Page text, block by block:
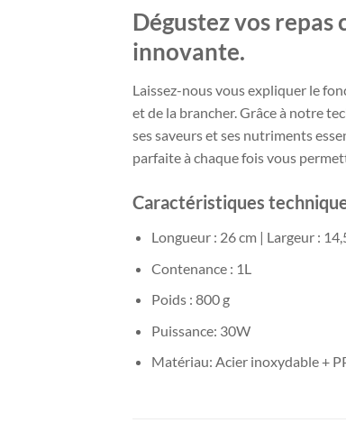
Dégustez vos repas
innovante.
Laissez-nous vous expliquer le
et de la brancher. Grâce à notre
ses saveurs et ses nutriments
parfaite à chaque fois vous
Caractéristiques
Longueur : 26 cm | Largeur :
Contenance : 1L
Poids : 800 g
Puissance: 30W
Matériau: Acier inoxydable +